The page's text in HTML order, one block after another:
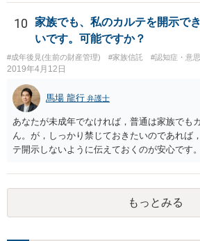
10
家族でも、私のカルテを開示で
いです。可能ですか？
#成年後見(生前の財産管理) #家族信託 #認知症・意
2019年4月12日
馬場 龍行 弁護士
あなたが未成年でなければ，普通は家族でも
ん。が，しっかり禁じておきたいのであれば
テ開示しないように伝えておくのが安心です
可能性は低いのでコストパフォーマンスとし
がします。
もっとみる